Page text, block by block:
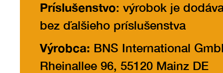
Príslušenstvo: výrobok je
bez ďalšieho príslušenstva
Výrobca: BNS International
Rheinallee 96, 55120 Mainz DE